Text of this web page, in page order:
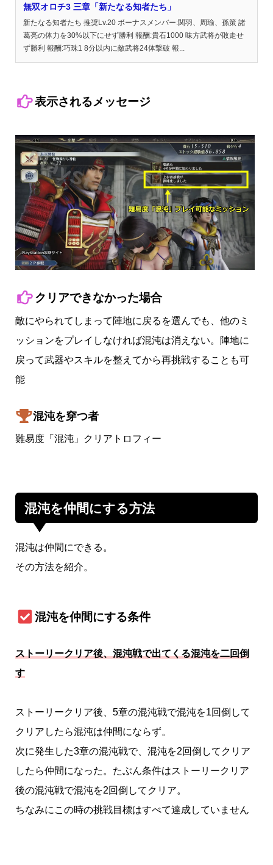
無双オロチ3 三章「新たなる知者たち」
新たなる知者たち 推奨Lv.20 ボーナスメンバー:関羽、周瑜、孫策 諸
葛亮の体力を30%以下にせず勝利 報酬:貴石1000 味方武将が敗走せ
ず勝利 報酬:巧珠1 8分以内に敵武将24体撃破 報...
表示されるメッセージ
クリアできなかった場合
敵にやられてしまって陣地に戻るを選んでも、他のミ
ッションをプレイしなければ混沌は消えない。陣地に
戻って武器やスキルを整えてから再挑戦することも可
能
混沌を穿つ者
難易度「混沌」クリアトロフィー
混沌を仲間にする方法
混沌は仲間にできる。
その方法を紹介。
混沌を仲間にする条件
ストーリークリア後、混沌戦で出てくる混沌を二回倒
す
ストーリークリア後、5章の混沌戦で混沌を1回倒して
クリアしたら混沌は仲間にならず。
次に発生した3章の混沌戦で、混沌を2回倒してクリア
したら仲間になった。たぶん条件はストーリークリア
後の混沌戦で混沌を2回倒してクリア。
ちなみにこの時の挑戦目標はすべて達成していません